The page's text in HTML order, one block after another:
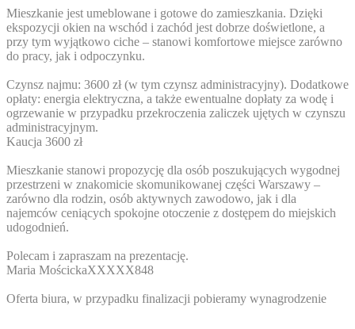
Mieszkanie jest umeblowane i gotowe do zamieszkania. Dzięki
ekspozycji okien na wschód i zachód jest dobrze doświetlone, a
przy tym wyjątkowo ciche – stanowi komfortowe miejsce zarówno
do pracy, jak i odpoczynku.
Czynsz najmu: 3600 zł (w tym czynsz administracyjny). Dodatkowe
opłaty: energia elektryczna, a także ewentualne dopłaty za wodę i
ogrzewanie w przypadku przekroczenia zaliczek ujętych w czynszu
administracyjnym.
Kaucja 3600 zł
Mieszkanie stanowi propozycję dla osób poszukujących wygodnej
przestrzeni w znakomicie skomunikowanej części Warszawy –
zarówno dla rodzin, osób aktywnych zawodowo, jak i dla
najemców ceniących spokojne otoczenie z dostępem do miejskich
udogodnień.
Polecam i zapraszam na prezentację.
Maria MościckaXXXXX848
Oferta biura, w przypadku finalizacji pobieramy wynagrodzenie